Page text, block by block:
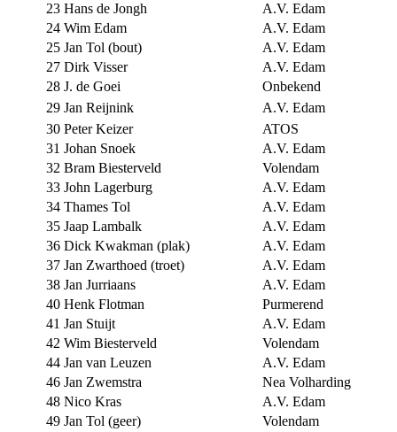
23 Hans de Jongh
A.V. Edam
24 Wim Edam
A.V. Edam
25 Jan Tol (bout)
A.V. Edam
27 Dirk Visser
A.V. Edam
28 J. de Goei
Onbekend
29 Jan Reijnink
A.V. Edam
30 Peter Keizer
ATOS
31 Johan Snoek
A.V. Edam
32 Bram Biesterveld
Volendam
33 John Lagerburg
A.V. Edam
34 Thames Tol
A.V. Edam
35 Jaap Lambalk
A.V. Edam
36 Dick Kwakman (plak)
A.V. Edam
37 Jan Zwarthoed (troet)
A.V. Edam
38 Jan Jurriaans
A.V. Edam
40 Henk Flotman
Purmerend
41 Jan Stuijt
A.V. Edam
42 Wim Biesterveld
Volendam
44 Jan van Leuzen
A.V. Edam
46 Jan Zwemstra
Nea Volharding
48 Nico Kras
A.V. Edam
49 Jan Tol (geer)
Volendam